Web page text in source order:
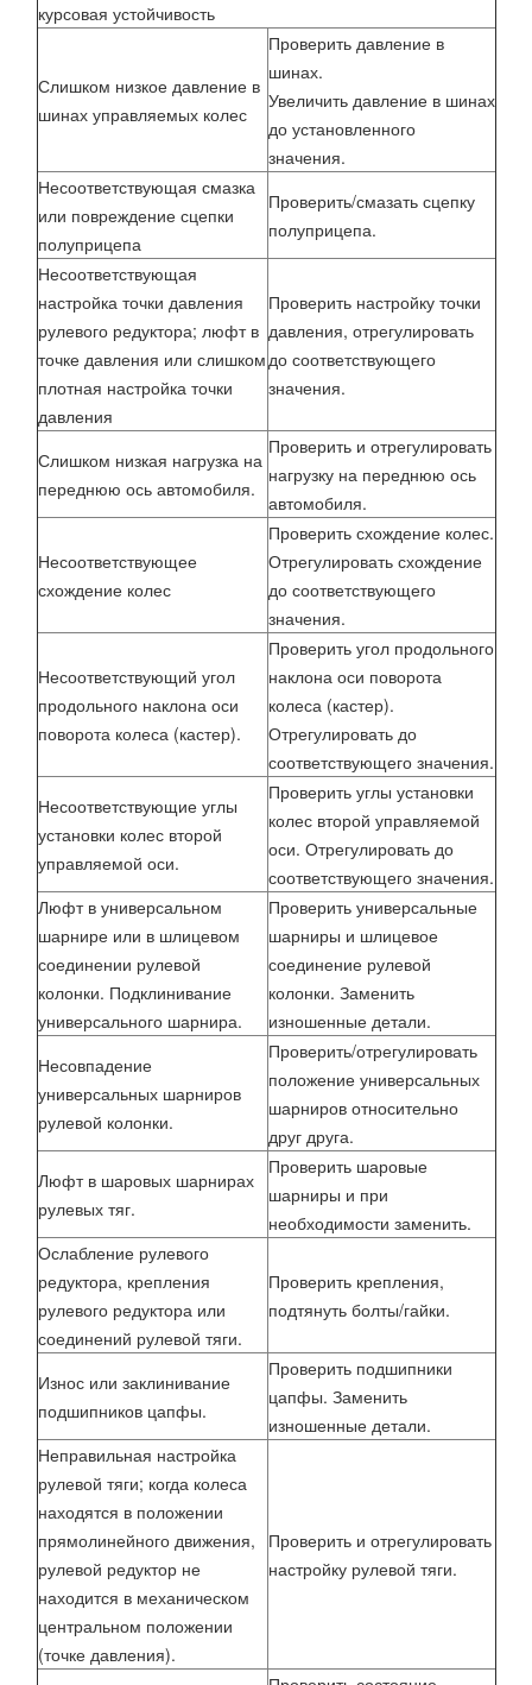
курсовая устойчивость
Слишком низкое давление в
шинах управляемых колес
Проверить давление в
шинах.
Увеличить давление в шинах
до установленного
значения.
Несоответствующая смазка
или повреждение сцепки
полуприцепа
Проверить/смазать сцепку
полуприцепа.
Несоответствующая
настройка точки давления
рулевого редуктора; люфт в
точке давления или слишком
плотная настройка точки
давления
Проверить настройку точки
давления, отрегулировать
до соответствующего
значения.
Слишком низкая нагрузка на
переднюю ось автомобиля.
Проверить и отрегулировать
нагрузку на переднюю ось
автомобиля.
Несоответствующее
схождение колес
Проверить схождение колес.
Отрегулировать схождение
до соответствующего
значения.
Несоответствующий угол
продольного наклона оси
поворота колеса (кастер).
Проверить угол продольного
наклона оси поворота
колеса (кастер).
Отрегулировать до
соответствующего значения.
Несоответствующие углы
установки колес второй
управляемой оси.
Проверить углы установки
колес второй управляемой
оси. Отрегулировать до
соответствующего значения.
Люфт в универсальном
шарнире или в шлицевом
соединении рулевой
колонки. Подклинивание
универсального шарнира.
Проверить универсальные
шарниры и шлицевое
соединение рулевой
колонки. Заменить
изношенные детали.
Несовпадение
универсальных шарниров
рулевой колонки.
Проверить/отрегулировать
положение универсальных
шарниров относительно
друг друга.
Люфт в шаровых шарнирах
рулевых тяг.
Проверить шаровые
шарниры и при
необходимости заменить.
Ослабление рулевого
редуктора, крепления
рулевого редуктора или
соединений рулевой тяги.
Проверить крепления,
подтянуть болты/гайки.
Износ или заклинивание
подшипников цапфы.
Проверить подшипники
цапфы. Заменить
изношенные детали.
Неправильная настройка
рулевой тяги; когда колеса
находятся в положении
прямолинейного движения,
рулевой редуктор не
находится в механическом
центральном положении
(точке давления).
Проверить и отрегулировать
настройку рулевой тяги.